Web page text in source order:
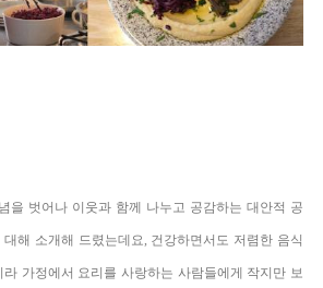
을 벗어나 이웃과 함께 나누고 공감하는 대안적 공
해 소개해 드렸는데요, 건강하면서도 저렴한 음식
가정에서 요리를 사랑하는 사람들에게 작지만 보